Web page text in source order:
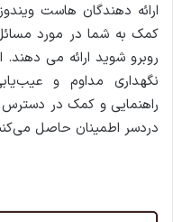
ارائه دهندگان هاست
کمک به شما در مورد
روبرو شوید ارائه می دهند.
نگهداری مداوم و
راهنمایی و کمک در
دردسر اطمینان حاصل